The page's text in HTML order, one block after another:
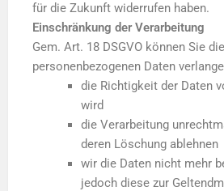
für die Zukunft widerrufen haben.
Einschränkung der Verarbeitung
Gem. Art. 18 DSGVO können Sie
personenbezogenen Daten
die Richtigkeit der Daten
wird
die Verarbeitung
deren Löschung ablehnen
wir die Daten nicht mehr
jedoch diese zur